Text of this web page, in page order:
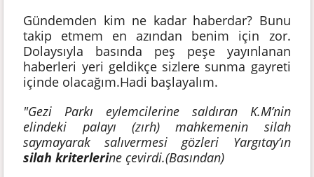
Gündemden kim ne kadar haberdar? Bunu
takip etmem en azından benim için zor.
Dolaysıyla basında peş peşe yayınlanan
haberleri yeri geldikçe sizlere sunma gayreti
içinde olacağım.Hadi başlayalım.
"Gezi Parkı eylemcilerine saldıran K.M’nin
elindeki palayı (zırh) mahkemenin silah
saymayarak salıvermesi gözleri Yargıtay’ın
silah kriterlerine çevirdi.(Basından)